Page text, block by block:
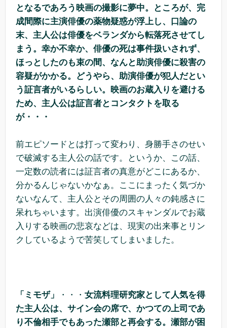
となるであろう映画の撮影に夢中。ところが、完
成間際に主演俳優の薬物疑惑が浮上し、口論の
末、主人公は俳優をベランダから転落死させてし
まう。幸か不幸か、俳優の死は事件扱いされず、
ほっとしたのも束の間、なんと助演俳優に殺害の
容疑がかかる。どうやら、助演俳優が犯人だとい
う証言者がいるらしい。映画のお蔵入りを避ける
ため、主人公は証言者とコンタクトを取る
が・・・
前エピソードとは打って変わり、身勝手さのせい
で破滅する主人公の話です。というか、この話、
一定数の読者には証言者の真意がどこにあるか、
分かるんじゃないかなぁ。ここにまったく気づか
ないなんて、主人公とその周囲の人々の鈍感さに
呆れちゃいます。出演俳優のスキャンダルでお蔵
入りする映画の悲哀などは、現実の出来事とリン
クしているようで苦笑してしまいました。
「ミモザ」 ・・・ 女流料理研究家として人気を得
た主人公は、サイン会の席で、かつての上司であ
り不倫相手でもあった瀬部と再会する。瀬部が困